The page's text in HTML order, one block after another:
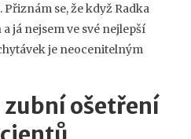
se, že když Radka
já nejsem ve své nejlepší
je neocenitelným
zubní ošetření